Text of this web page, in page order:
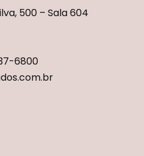
500 – Sala 604
6800